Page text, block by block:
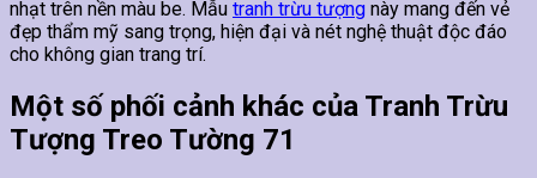
nhạt trên nền màu be. Mẫu tranh trừu tượng này mang đến vẻ
đẹp thẩm mỹ sang trọng, hiện đại và nét nghệ thuật độc đáo
cho không gian trang trí.
Một số phối cảnh khác của Tranh Trừu
Tượng Treo Tường 71